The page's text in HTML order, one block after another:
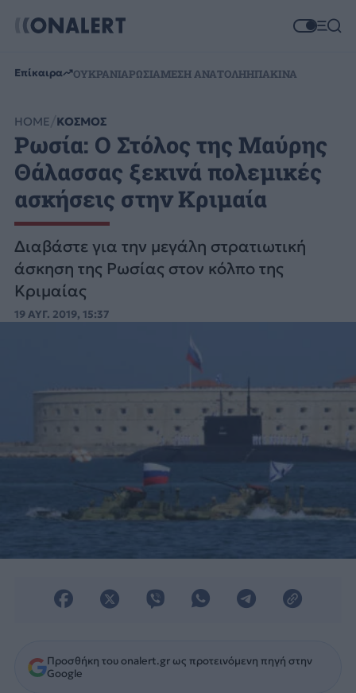
Επίκαιρα ΟΥΚΡΑΝΙΑΡΩΣΙΑΜΕΣΗ ΑΝΑΤΟΛΗΗΠΑΚΙΝΑ
HOME ΚΟΣΜΟΣ
Ρωσία: Ο Στόλος της Μαύρης
Θάλασσας ξεκινά πολεμικές
ασκήσεις στην Κριμαία
Διαβάστε για την μεγάλη στρατιωτική
άσκηση της Ρωσίας στον κόλπο της
Κριμαίας
19 ΑΥΓ. 2019, 15:37
Προσθήκη του onalert.gr ως προτεινόμενη πηγή στην
Google